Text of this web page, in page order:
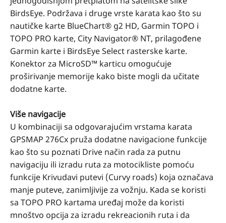
BirdsEye. Podržava i druge vrste karata kao što su
nautičke karte BlueChart® g2 HD, Garmin TOPO i
TOPO PRO karte, City Navigator® NT, prilagođene
Garmin karte i BirdsEye Select rasterske karte.
Konektor za MicroSD™ karticu omogućuje
proširivanje memorije kako biste mogli da učitate
dodatne karte.
Više navigacije
U kombinaciji sa odgovarajućim vrstama karata
GPSMAP 276Cx pruža dodatne navigacione funkcije
kao što su poznati Drive način rada za putnu
navigaciju ili izradu ruta za motocikliste pomoću
funkcije Krivudavi putevi (Curvy roads) koja označava
manje puteve, zanimljivije za vožnju. Kada se koristi
sa TOPO PRO kartama uređaj može da koristi
mnoštvo opcija za izradu rekreacionih ruta i da